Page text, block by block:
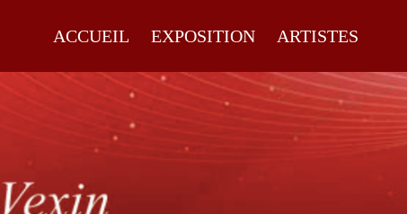
ACCUEIL EXPOSITION ARTISTES